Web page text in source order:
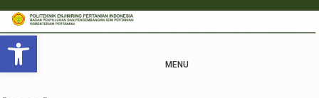
Open toolbar
MENU